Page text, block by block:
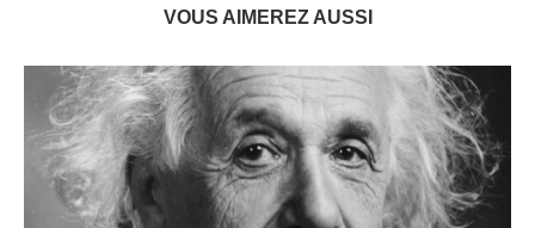
VOUS AIMEREZ AUSSI